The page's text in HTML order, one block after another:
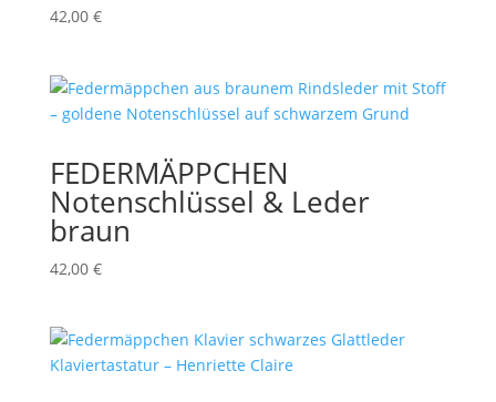
42,00 €
FEDERMÄPPCHEN
Notenschlüssel & Leder
braun
42,00 €